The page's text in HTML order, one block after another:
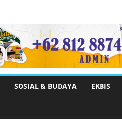
SOSIAL & BUDAYA EKBIS